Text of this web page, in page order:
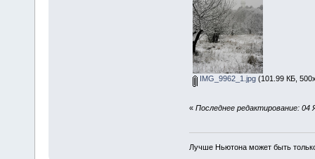
IMG_9962_1.jpg(101.99 КБ,
« Последнее редактирование: 04
Лучше Ньютона может быть